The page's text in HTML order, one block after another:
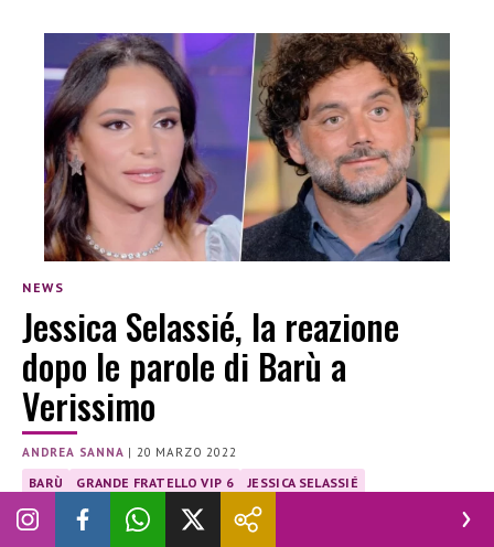
NEWS
Jessica Selassié, la reazione
dopo le parole di Barù a
Verissimo
ANDREA SANNA | 20 MARZO 2022
BARÙ GRANDE FRATELLO VIP 6 JESSICA SELASSIÉ
Dopo le parole di Barù a Verissimo ieri (e il suo mancato